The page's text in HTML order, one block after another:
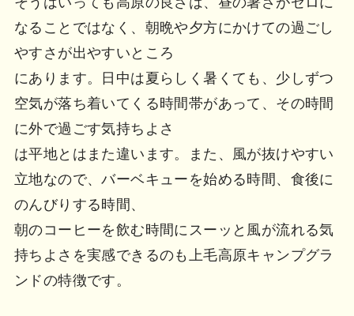
なることではなく、朝晩や夕方にかけての過ごし
やすさが出やすいところ
にあります。日中は夏らしく暑くても、少しずつ
空気が落ち着いてくる時間帯があって、その時間
に外で過ごす気持ちよさ
は平地とはまた違います。また、風が抜けやすい
立地なので、バーベキューを始める時間、食後に
のんびりする時間、
朝のコーヒーを飲む時間にスーッと風が流れる気
持ちよさを実感できるのも上毛高原キャンプグラ
ンドの特徴です。